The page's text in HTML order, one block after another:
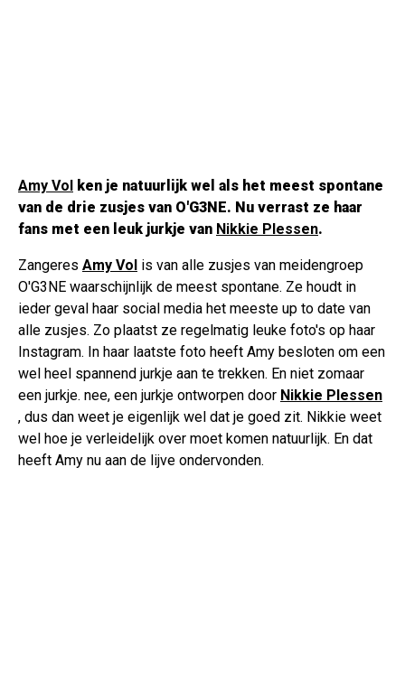
Amy Vol
ken je natuurlijk wel als het meest spontane
van de drie zusjes van O'G3NE. Nu verrast ze haar
fans met een leuk jurkje van Nikkie Plessen.
Zangeres Amy Vol is van alle zusjes van meidengroep
O'G3NE waarschijnlijk de meest spontane. Ze houdt in
ieder geval haar social media het meeste up to date van
alle zusjes. Zo plaatst ze regelmatig leuke foto's op haar
Instagram. In haar laatste foto heeft Amy besloten om een
wel heel spannend jurkje aan te trekken. En niet zomaar
een jurkje. nee, een jurkje ontworpen door Nikkie Plessen
, dus dan weet je eigenlijk wel dat je goed zit. Nikkie weet
wel hoe je verleidelijk over moet komen natuurlijk. En dat
heeft Amy nu aan de lijve ondervonden.